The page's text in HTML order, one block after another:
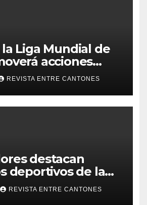
la Liga Mundial de
acciones
en Playa
REVISTA ENTRE CANTONES
destacan
deportivos de la
en Playa
Garabito
REVISTA ENTRE CANTONES